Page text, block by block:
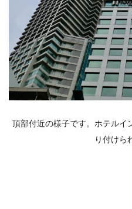
頂部付近の様子です。ホテルイ
り付けら